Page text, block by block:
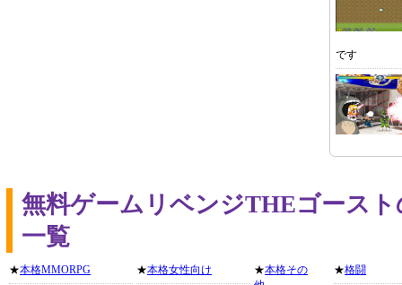
です
無料ゲームリベンジTHEゴース
一覧
★本格MMORPG ★本格女性向け ★本格その
★格闘